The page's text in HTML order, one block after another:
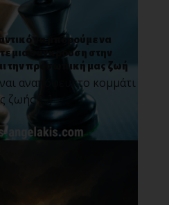
να μπορούμε να
μια σύγκρουση στην
την προσωπική μας ζωή
αναπόφευκτο κομμάτι
ζωής [...]